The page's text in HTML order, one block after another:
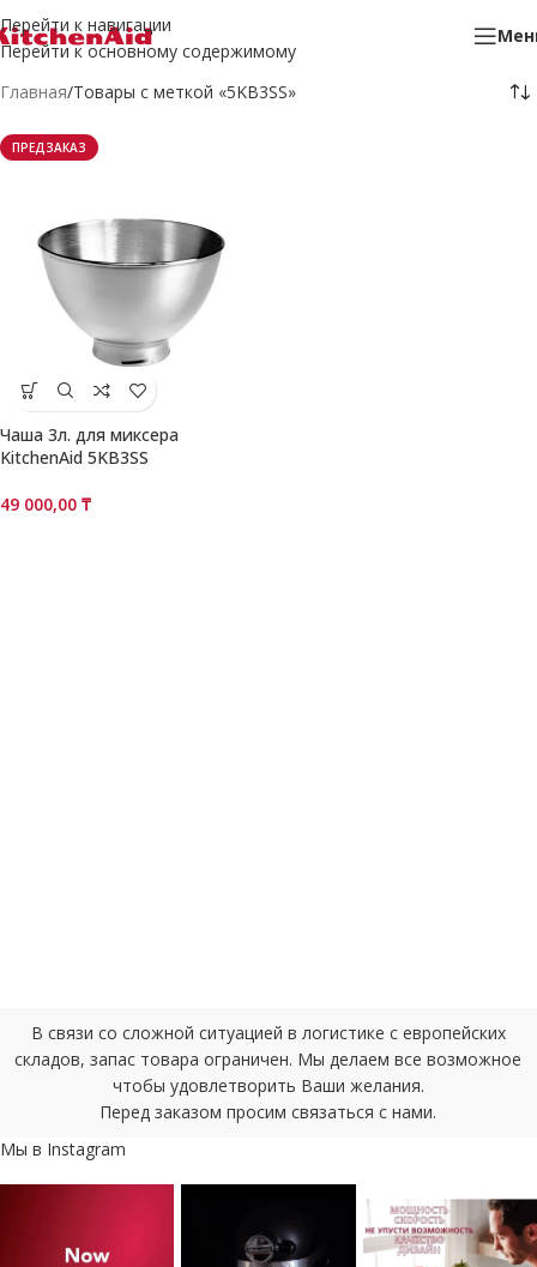
Перейти к навигации
Перейти к основному содержимому
Главная Товары с меткой «5KB3SS»
ПРЕДЗАКАЗ
Чаша 3л. для миксера
KitchenAid 5KB3SS
49 000,00 ₸
В связи со сложной ситуацией в логистике с европейских
складов, запас товара ограничен. Мы делаем все возможное
чтобы удовлетворить Ваши желания.
Перед заказом просим связаться с нами.
Мы в Instagram